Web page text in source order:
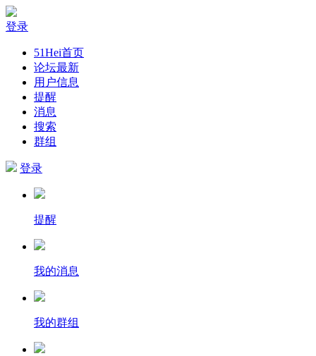
登录
51Hei首页
论坛最新
用户信息
提醒
消息
搜索
群组
登录
提醒
我的消息
我的群组